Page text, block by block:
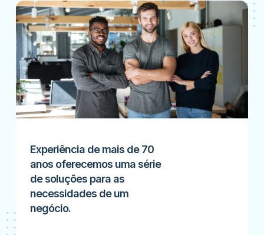
Experiência de mais de 70
anos oferecemos uma série
de soluções para as
necessidades de um
negócio.